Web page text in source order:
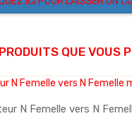
QUE VOUS
N Femelle vers N